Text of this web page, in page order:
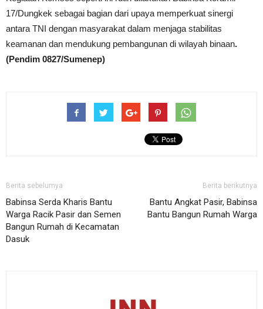
17/Dungkek sebagai bagian dari upaya memperkuat sinergi
antara TNI dengan masyarakat dalam menjaga stabilitas
keamanan dan mendukung pembangunan di wilayah binaan.
(Pendim 0827/Sumenep)
Berita sebelumya
Babinsa Serda Kharis Bantu
Warga Racik Pasir dan Semen
Bangun Rumah di Kecamatan
Dasuk
Berita berikutnya
Bantu Angkat Pasir, Babinsa
Bantu Bangun Rumah Warga